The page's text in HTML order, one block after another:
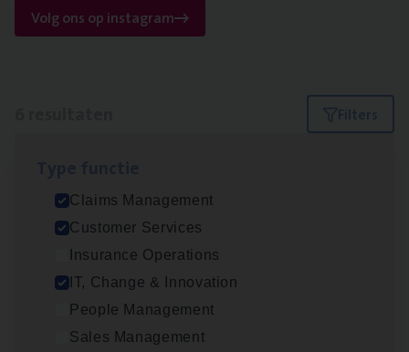
Volg ons op instagram
Filters
Claims Management
Customer Services
Insurance Operations
IT, Change & Innovation
People Management
Sales Management
(Agi­le)ITPro­ject Manager
IT, Change & Innovation
Antwerpen
Claims­hand­ler Fleet&